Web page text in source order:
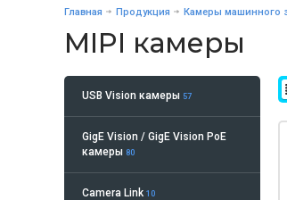
Главная Продукция Камеры машинного
MIPI камеры
USB Vision камеры 57
GigE Vision / GigE Vision PoE
камеры 80
Camera Link 10